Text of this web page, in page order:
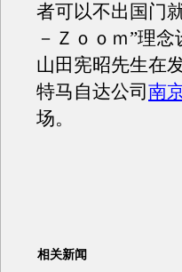
者可以不出国门
－Ｚｏｏｍ”理
山田宪昭先生在
特马自达公司 南
场。
相关新闻